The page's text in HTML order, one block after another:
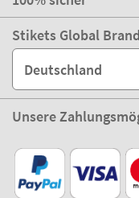
Stikets Global Brand
Deutschland
Unsere